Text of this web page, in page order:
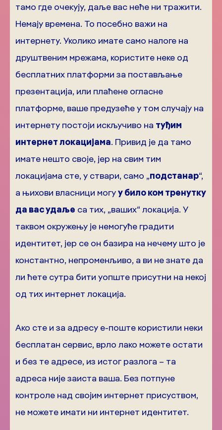
тамо где очекују, даље вас неће ни тражити.
Немају времена. То посебно важи на
интернету. Уколико имате само налоге на
друштвеним мрежама, користите неке од
бесплатних платформи за постављање
презентација, или плаћене огласне
платформе, ваше предузеће у том случају на
интернету постоји искључиво на туђим
интернет локацијама. Привид је да тамо
имате нешто своје, јер на свим тим
локацијама сте, у ствари, само „подстанар“,
а њихови власници могуу било ком тренутку
да вас удаље са тих, „ваших“ локација. У
таквом окружењу је немогуће градити
идентитет, јер се он базира на нечему што је
константно, непроменљиво, а ви не знате да
ли ћете сутра бити уопште присутни на некој
од тих интернет локација.
Ако сте и за адресу е-поште користили неки
бесплатан сервис, врло лако можете остати
и без те адресе, из истог разлога – та
адреса није заиста ваша. Без потпуне
контроле над својим интернет присуством,
не можете имати ни интернет идентитет.